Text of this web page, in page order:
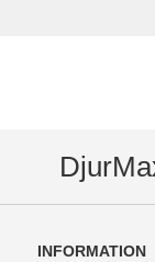
INFORMATION